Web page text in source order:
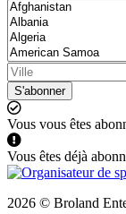
S'abonner
Vous vous êtes
Vous êtes déjà
2026 © Broland